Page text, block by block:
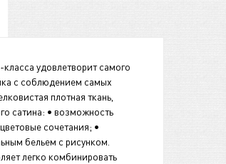
удовлетворит самого
с соблюдением самых
плотная ткань,
сатина: • возможность
сочетания; •
бельем с рисунком.
легко комбинировать